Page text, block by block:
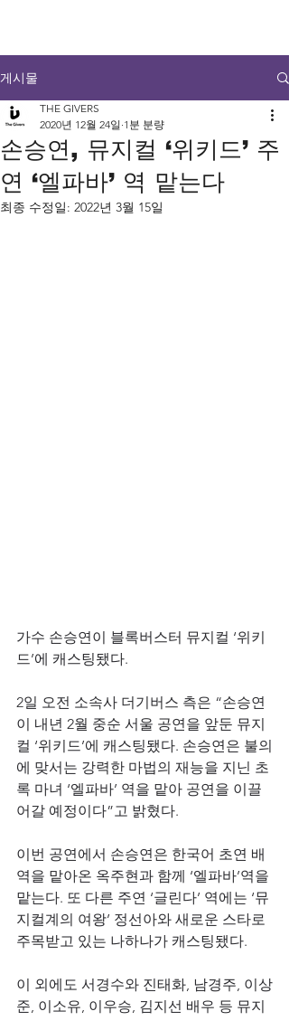
게시물
손승연, 뮤지컬 ‘위키드’ 주
연 ‘엘파바’ 역 맡는다
THE GIVERS
2020년 12월 24일 1분 분량
최종 수정일: 2022년 3월 15일
가수 손승연이 블록버스터 뮤지컬 ‘위키
드’에 캐스팅됐다.
2일 오전 소속사 더기버스 측은 “손승연
이 내년 2월 중순 서울 공연을 앞둔 뮤지
컬 ‘위키드’에 캐스팅됐다. 손승연은 불의
에 맞서는 강력한 마법의 재능을 지닌 초
록 마녀 ‘엘파바’ 역을 맡아 공연을 이끌
어갈 예정이다”고 밝혔다.
이번 공연에서 손승연은 한국어 초연 배
역을 맡아온 옥주현과 함께 ‘엘파바’역을
맡는다. 또 다른 주연 ‘글린다’ 역에는 ‘뮤
지컬계의 여왕’ 정선아와 새로운 스타로
주목받고 있는 나하나가 캐스팅됐다.
이 외에도 서경수와 진태화, 남경주, 이상
준, 이소유, 이우승, 김지선 배우 등 뮤지